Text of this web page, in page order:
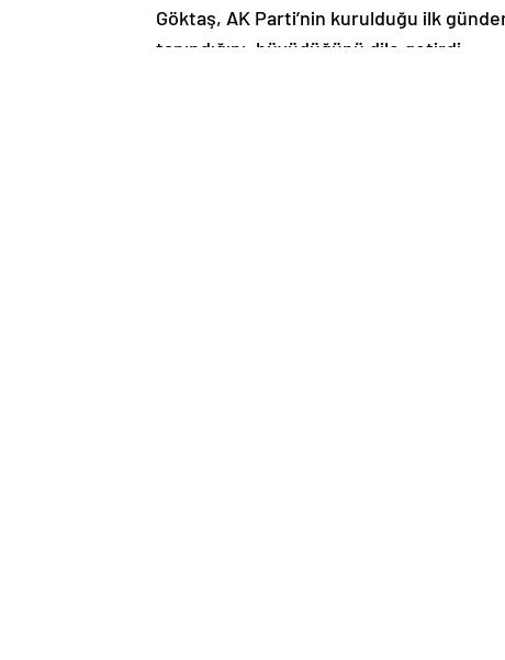
Göktaş, AK Parti’nin kurulduğu ilk
tanındığını, büyüdüğünü dile getirdi.